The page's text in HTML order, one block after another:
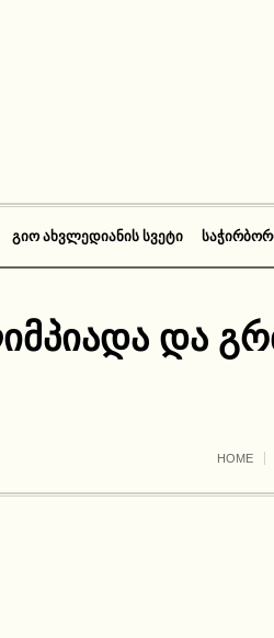
ᲒᲘᲝ ᲐᲮᲕᲚᲔᲓᲘᲐᲜᲘᲡ ᲡᲕᲔᲢᲘ
და
HOME